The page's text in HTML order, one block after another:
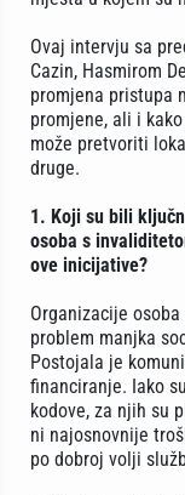
Ovaj intervju sa
Cazin, Hasmirom
promjena pristupa
promjene, ali i
može pretvoriti
druge.
1. Koji su bili
osoba s
ove inicijative?
Organizacije
problem manjka
Postojala je
financiranje. Iako
kodove, za njih su
ni najosnovnije
po dobroj volji